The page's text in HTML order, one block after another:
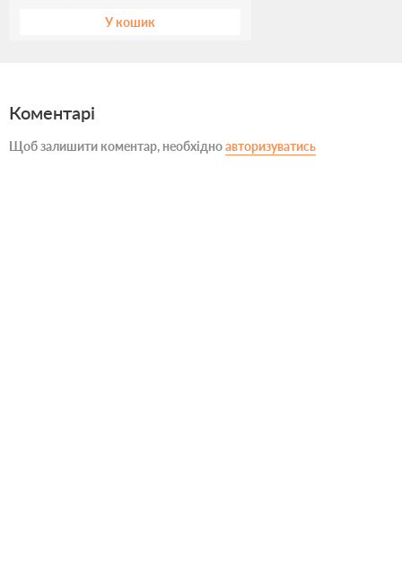
У кошик
Коментарі
Щоб залишити коментар, необхідноавторизуватись